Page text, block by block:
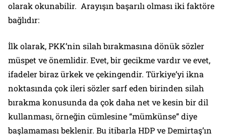
olarak okunabilir. Arayışın başarılı olması iki faktöre
bağlıdır:
İlk olarak, PKK’nin silah bırakmasına dönük sözler
müspet ve önemlidir. Evet, bir gecikme vardır ve evet,
ifadeler biraz ürkek ve çekingendir. Türkiye’yi ikna
noktasında çok ileri sözler sarf eden birinden silah
bırakma konusunda da çok daha net ve kesin bir dil
kullanması, örneğin cümlesine“mümkünse”diye
başlamaması beklenir. Bu itibarla HDP ve Demirtaş’ın